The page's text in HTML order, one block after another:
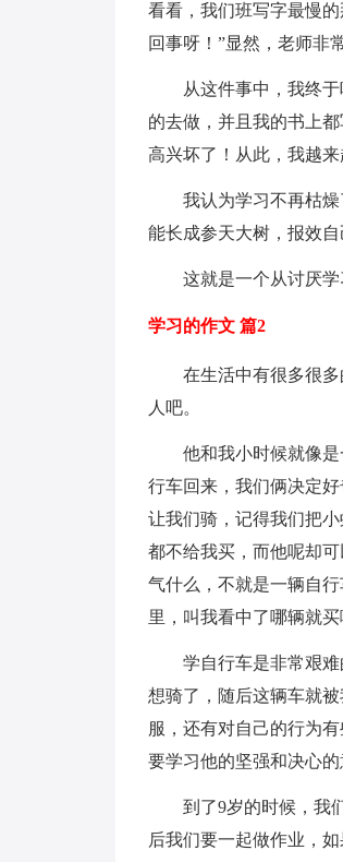
看看，我们班写字最慢
回事呀！”显然，老师非
从这件事中，我终于
的去做，并且我的书上
高兴坏了！从此，我越
我认为学习不再枯燥
能长成参天大树，报效自
这就是一个从讨厌学
学习的作文 篇2
在生活中有很多很多
人吧。
他和我小时候就像是
行车回来，我们俩决定
让我们骑，记得我们把
都不给我买，而他呢却
气什么，不就是一辆自
里，叫我看中了哪辆就
学自行车是非常艰难
想骑了，随后这辆车就
服，还有对自己的行为
要学习他的坚强和决心的
到了9岁的时候，我们
后我们要一起做作业，